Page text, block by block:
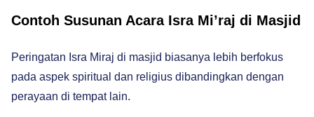
Contoh Susunan Acara Isra Mi’raj di Masjid
Peringatan Isra Miraj di masjid biasanya lebih berfokus
pada aspek spiritual dan religius dibandingkan dengan
perayaan di tempat lain.